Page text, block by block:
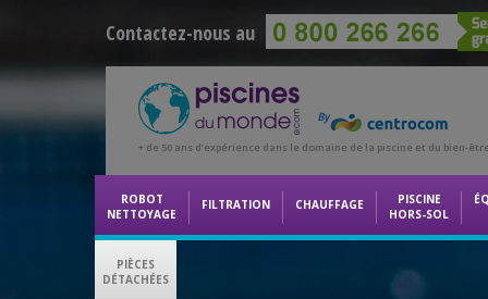
Contactez-nous au
+ de 50 ans d’expérience dans le domaine de la piscine et du bien-être
ROBOT
NETTOYAGE
FILTRATION CHAUFFAGE
PISCINE
HORS-SOL
PIÈCES
DÉTACHÉES